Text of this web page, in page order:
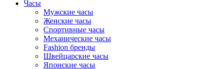
Часы
Мужские часы
Женские часы
Спортивные часы
Механические часы
Fashion бренды
Швейцарские часы
Японские часы